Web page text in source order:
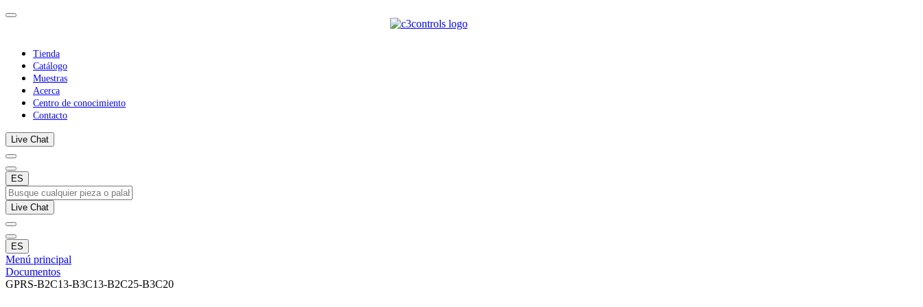
Tienda
Catálogo
Muestras
Acerca
Centro de conocimiento
Contacto
Live Chat
ES
Live Chat
ES
Menú principal
Documentos
GPRS-B2C13-B3C13-B2C25-B3C20